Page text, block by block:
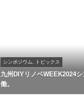
シンポジウム, トピックス
九州DIYリノベWEEK2024
働。